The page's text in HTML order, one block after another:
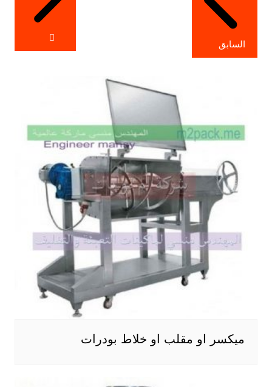
السابق
ميكسر او مقلب او خلاط بودرات